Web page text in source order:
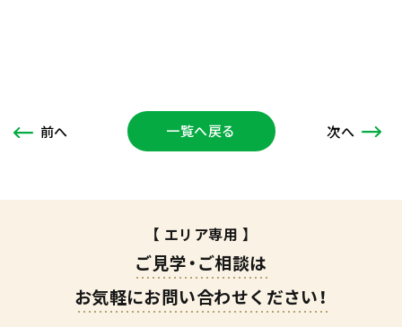
前へ 一覧へ戻る 次へ
【 エリア専用 】
ご見学・ご相談は
お気軽にお問い合わせください！